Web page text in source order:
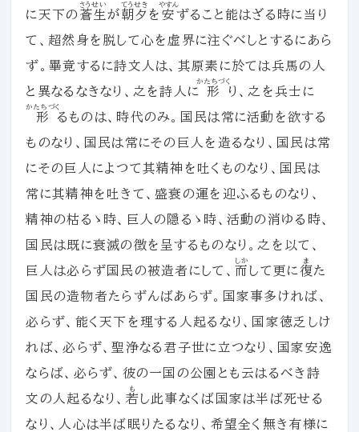
に天下の 蒼生
さうせい
が朝夕
てうせき
を 安
やすん
ずること能はざる時に当り
て、超然身を脱して心を虚界に注ぐべしとするにあら
ず。畢竟するに詩文人は、其原素に於ては兵馬の人
と異なるなきなり、之を詩人に
形
かたちづく
り、之を兵士に
形
かたちづく
るものは、時代のみ。国民は常に活動を欲する
ものなり、国民は常にその巨人を造るなり、国民は常
にその巨人によつて其精神を吐くものなり、国民は
常に其精神を吐きて、盛衰の運を迎ふるものなり、
精神の枯るゝ時、巨人の隠るゝ時、活動の消ゆる時、
国民は既に衰滅の徴を呈するものなり。之を以て、
巨人は必らず国民の被造者にして、 而
しか
して更に復
ま
た
国民の造物者たらずんばあらず。国家事多ければ、
必らず、能く天下を理する人起るなり、国家徳乏しけ
れば、必らず、聖浄なる君子世に立つなり、国家安逸
ならば、必らず、彼の一国の公園とも云はるべき詩
文の人起るなり、 若
も
し此事なくば国家は半ば死せる
なり、人心は半ば眠りたるなり、希望全く無き有様に